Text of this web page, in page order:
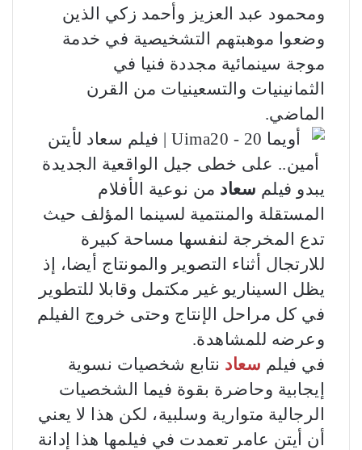
ومحمود عبد العزيز وأحمد زكي الذين
وضعوا موهبتهم التشخيصية في خدمة
موجة سينمائية مجددة فنيا في
الثمانينيات والتسعينيات من القرن
الماضي.
يبدو فيلم سعاد من نوعية الأفلام
المستقلة والمنتمية لسينما المؤلف حيث
تدع المخرجة لنفسها مساحة كبيرة
للارتجال أثناء التصوير والمونتاج أيضا، إذ
يظل السيناريو غير مكتمل وقابلا للتطوير
في كل مراحل الإنتاج وحتى خروج الفيلم
وعرضه للمشاهدة.
في فيلم سعاد نتابع شخصيات نسوية
إيجابية وحاضرة بقوة فيما الشخصيات
الرجالية متوارية وسلبية، لكن هذا لا يعني
أن أيتن عامر تعمدت في فيلمها هذا إدانة